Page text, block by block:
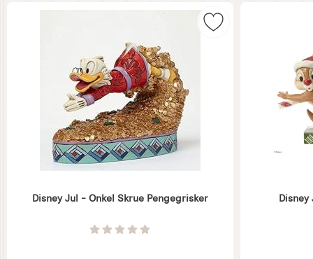
Disney Jul - Onkel Skrue Pengegrisker
Varenummer 7367 Vurdering: 0 Stjerne av 5
Merk disney Jul -
Varenummer